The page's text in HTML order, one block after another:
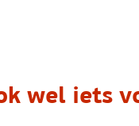
wel iets